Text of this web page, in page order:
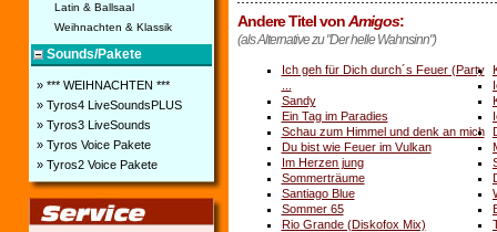
Latin & Ballsaal
Weihnachten & Klassik
Sounds/Pakete
» *** WEIHNACHTEN ***
» Tyros4 LiveSoundsPLUS
» Tyros3 LiveSounds
» Tyros Voice Pakete
» Tyros2 Voice Pakete
Andere Titel vonAmigos:
(als Alternative zu "Der helle Wahnsinn")
Ich geh für Dich durch´s Feuer (Party
Sandy
Ein Tag im Paradies
Schau zum Himmel und denk an mich
Du bist wie Feuer im Vulkan
Im Herzen jung
Sommerträume
Santiago Blue
Sommer 65
Rio Grande (Diskofox Mix)